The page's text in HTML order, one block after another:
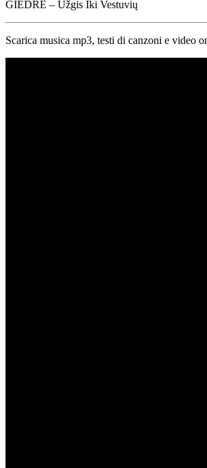
GIEDRĖ – Užgis Iki Vestuvių
Scarica musica mp3, testi di canzoni e video